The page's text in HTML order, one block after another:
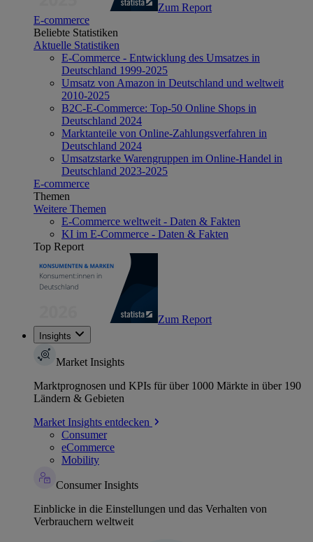
Zum Report
E-commerce
Beliebte Statistiken
Aktuelle Statistiken
E-Commerce - Entwicklung des Umsatzes in
Deutschland 1999-2025
Umsatz von Amazon in Deutschland und weltweit
2010-2025
B2C-E-Commerce: Top-50 Online Shops in
Deutschland 2024
Marktanteile von Online-Zahlungsverfahren in
Deutschland 2024
Umsatzstarke Warengruppen im Online-Handel in
Deutschland 2023-2025
E-commerce
Themen
Weitere Themen
E-Commerce weltweit - Daten & Fakten
KI im E-Commerce - Daten & Fakten
Top Report
Zum Report
Insights
Market Insights
Marktprognosen und KPIs für über 1000 Märkte in über 190
Ländern & Gebieten
Market Insights entdecken
Consumer
eCommerce
Mobility
Consumer Insights
Einblicke in die Einstellungen und das Verhalten von
Verbrauchern weltweit